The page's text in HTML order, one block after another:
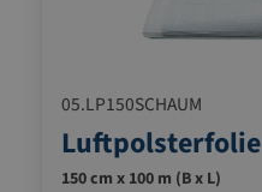
05.LP150SCHAUM
Luftpolsterfolie
150 cm x 100 m (B x L)